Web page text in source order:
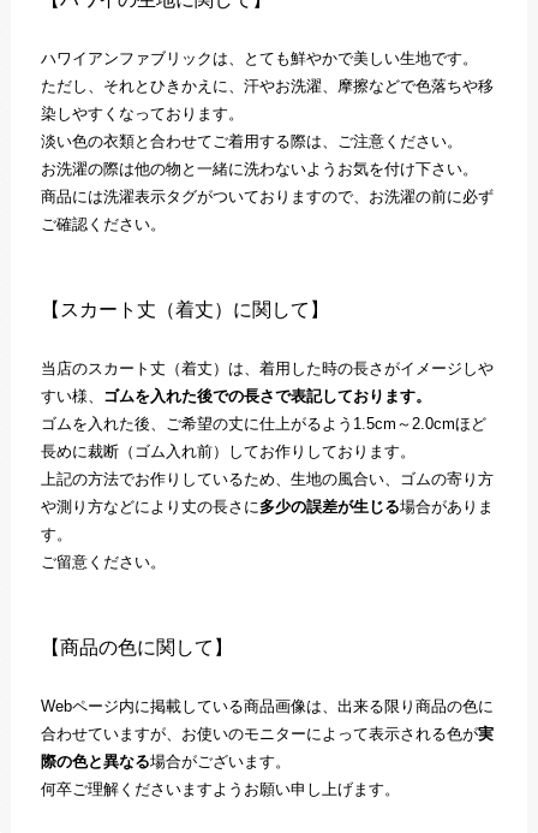
ハワイアンファブリックは、とても鮮やかで美しい生地です。
ただし、それとひきかえに、汗やお洗濯、摩擦などで色落ちや移
染しやすくなっております。
淡い色の衣類と合わせてご着用する際は、ご注意ください。
お洗濯の際は他の物と一緒に洗わないようお気を付け下さい。
商品には洗濯表示タグがついておりますので、お洗濯の前に必ず
ご確認ください。
【スカート丈（着丈）に関して】
当店のスカート丈（着丈）は、着用した時の長さがイメージしや
すい様、 ゴムを入れた後での長さで表記しております。
ゴムを入れた後、ご希望の丈に仕上がるよう1.5cm～2.0cmほど
長めに裁断（ゴム入れ前）してお作りしております。
上記の方法でお作りしているため、生地の風合い、ゴムの寄り方
や測り方などにより丈の長さに多少の誤差が生じる場合がありま
す。
ご留意ください。
【商品の色に関して】
Webページ内に掲載している商品画像は、出来る限り商品の色に
合わせていますが、お使いのモニターによって表示される色が実
際の色と異なる場合がございます。
何卒ご理解くださいますようお願い申し上げます。